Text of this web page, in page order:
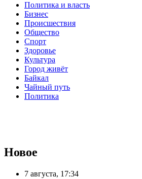
Политика и власть
Бизнес
Происшествия
Общество
Cпорт
Здоровье
Культура
Город живёт
Байкал
Чайный путь
Политика
Новое
7 августа, 17:34